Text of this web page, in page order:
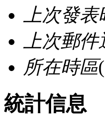
上次發
上次郵
所在時區
統計信息